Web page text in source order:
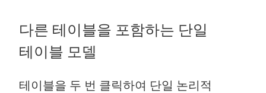
다른 테이블을 포함하는 단일
테이블 모델
테이블을 두 번 클릭하여 단일 논리적